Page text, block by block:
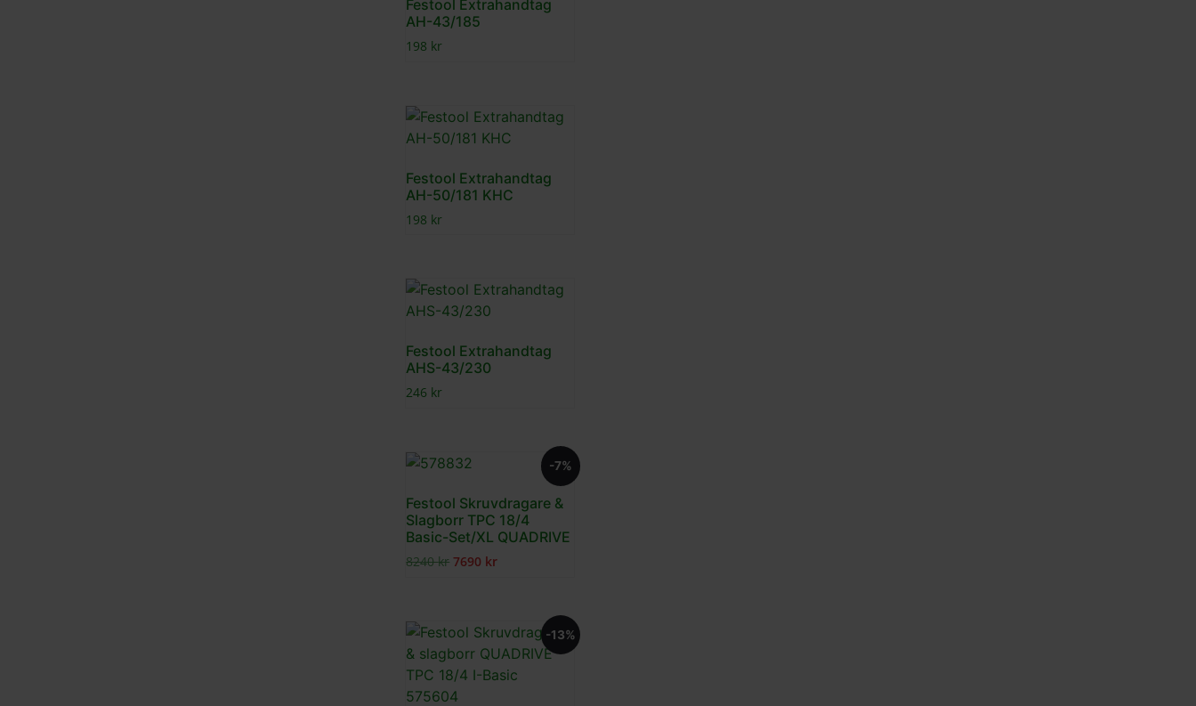
Festool Extrahandtag
AH-43/185
198 kr
Festool Extrahandtag
AH-50/181 KHC
198 kr
Festool Extrahandtag
AHS-43/230
246 kr
-7%
Festool Skruvdragare &
Slagborr TPC 18/4
Basic-Set/XL QUADRIVE
8240kr 7690 kr
-13%